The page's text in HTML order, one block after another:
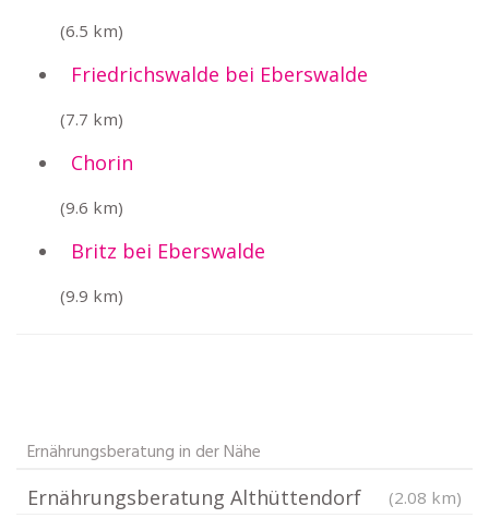
(6.5 km)
Friedrichswalde bei Eberswalde
(7.7 km)
Chorin
(9.6 km)
Britz bei Eberswalde
(9.9 km)
Ernährungsberatung in der Nähe
Ernährungsberatung Althüttendorf (2.08 km)